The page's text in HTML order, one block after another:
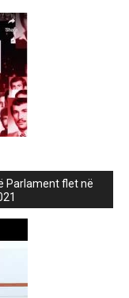
Parlament flet në